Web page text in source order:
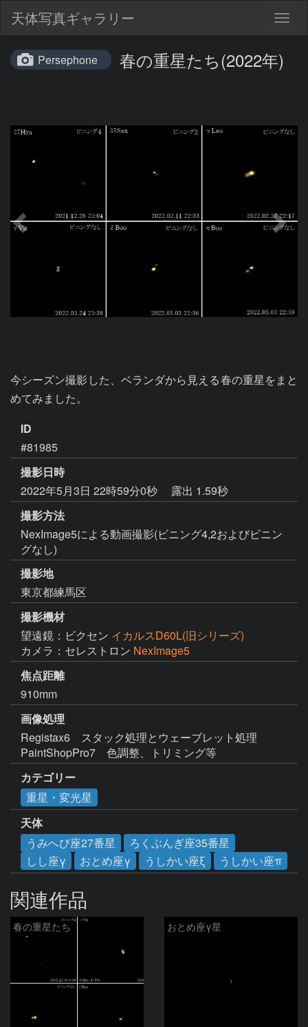
天体写真ギャラリー
Persephone 春の重星たち(2022年)
今シーズン撮影した、ベランダから見える春の重星をまと
めてみました。
ID
#81985
撮影日時
2022年5月3日 22時59分0秒
露出 1.59秒
撮影方法
NexImage5による動画撮影(ビニング4,2およびビニン
グなし)
撮影地
東京都練馬区
撮影機材
望遠鏡：ビクセン イカルスD60L(旧シリーズ)
カメラ：セレストロン NexImage5
焦点距離
910mm
画像処理
Registax6　スタック処理とウェーブレット処理
PaintShopPro7　色調整、トリミング等
カテゴリー
重星・変光星
天体
うみへび座27番星
ろくぶんぎ座35番星
しし座γ
おとめ座γ うしかい座ξ うしかい座π
関連作品
春の重星たち おとめ座γ星